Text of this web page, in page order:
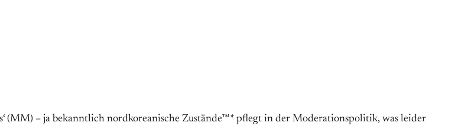
(MM) – ja bekannt­lich nord­korea­nische Zu­stän­de™* pflegt in der Mo­dera­tions­poli­tik, was lei­der